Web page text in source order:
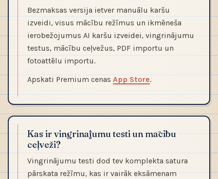
Bezmaksas versija ietver manuālu karšu
izveidi, visus mācību režīmus un ikmēneša
ierobežojumus AI karšu izveidei, vingrinājumu
testus, mācību ceļvežus, PDF importu un
fotoattēlu importu.
Apskati Premium cenas App Store.
Kas ir vingrinājumu testi un mācību
ceļveži?
Vingrinājumu testi dod tev komplekta satura
pārskata režīmu, kas ir vairāk eksāmenam